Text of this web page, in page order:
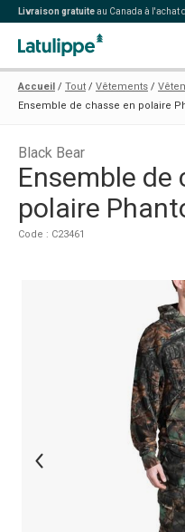
Livraison gratuiteau Canada à l'achat
Accueil Tout Vêtements
Ensemble de chasse en polaire
Black Bear
Ensemble de
polaire
Code : C23461